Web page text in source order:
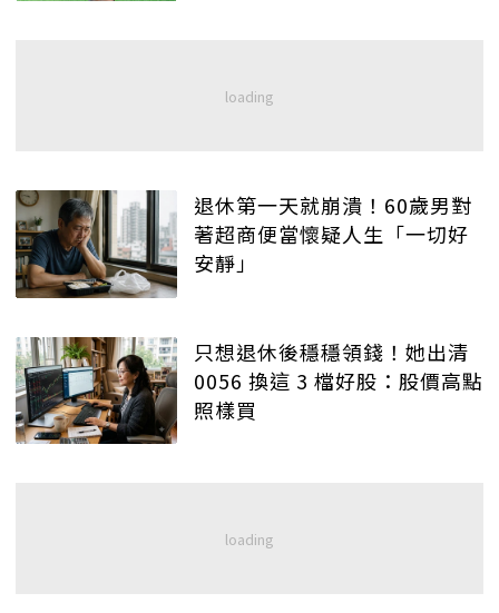
退休第一天就崩潰！60歲男對
著超商便當懷疑人生「一切好
安靜」
只想退休後穩穩領錢！她出清
0056 換這 3 檔好股：股價高點
照樣買